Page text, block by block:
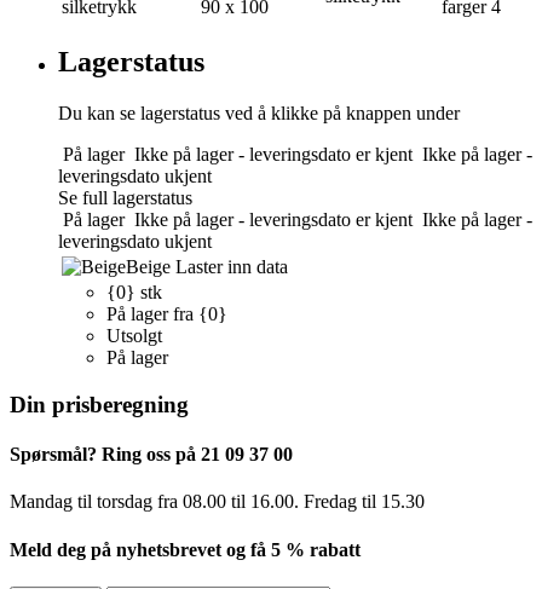
silketrykk
90 x 100
farger 4
Lagerstatus
Du kan se lagerstatus ved å klikke på knappen under
På lager Ikke på lager - leveringsdato er kjent Ikke på lager -
leveringsdato ukjent
Se full lagerstatus
På lager Ikke på lager - leveringsdato er kjent Ikke på lager -
leveringsdato ukjent
Beige Laster inn data
{0} stk
På lager fra {0}
Utsolgt
På lager
Din prisberegning
Spørsmål? Ring oss på 21 09 37 00
Mandag til torsdag ​​fra 08.00 til 16.00. Fredag til 15.30
Meld deg på nyhetsbrevet og få 5 % rabatt